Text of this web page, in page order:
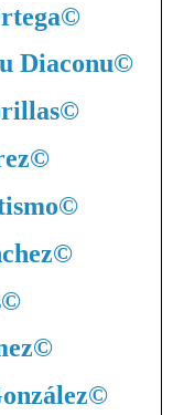
©
Diaconu©
©
©
©
©
©
©
©